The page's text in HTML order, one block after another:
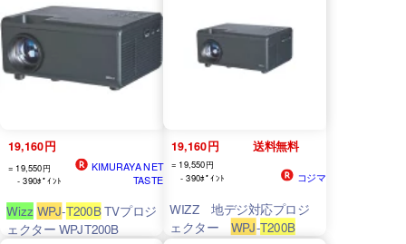
19,160円
= 19,550円
- 390ﾎﾟｲﾝﾄ
KIMURAYA NET
TASTE
Wizz WPJ-T200BTVプロジ
ェクター WPJT200B
19,160円 送料無料
= 19,550円
- 390ﾎﾟｲﾝﾄ
コジマ
WIZZ 地デジ対応プロジ
ェクター WPJ-T200B